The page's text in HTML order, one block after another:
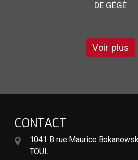
DE ORNELLA
Voir plus
CONTACT
1041 B rue Maurice
TOUL